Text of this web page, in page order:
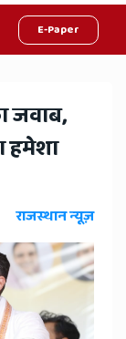
E-Paper
जवाब,
हमेशा
राजस्थान न्यूज़